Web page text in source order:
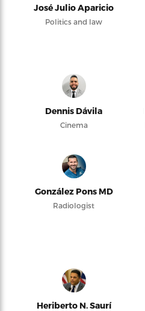
José Julio Aparicio
Politics and law
Dennis Dávila
Cinema
González Pons MD
Radiologist
Heriberto N. Saurí